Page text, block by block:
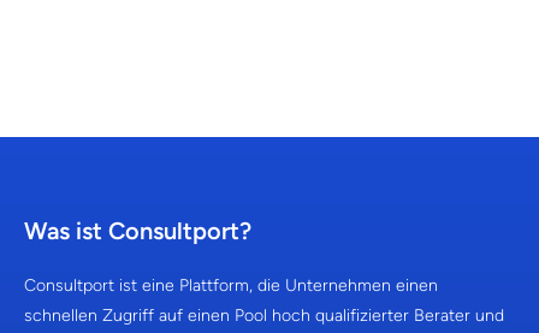
Was ist Consultport?
Consultport ist eine Plattform, die Unternehmen einen
schnellen Zugriff auf einen Pool hoch qualifizierter Berater und